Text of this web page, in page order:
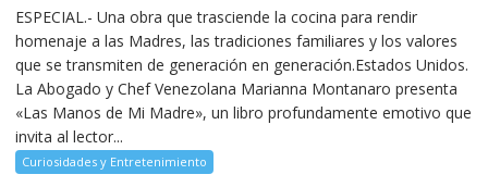
ESPECIAL.- Una obra que trasciende la cocina para rendir
homenaje a las Madres, las tradiciones familiares y los valores
que se transmiten de generación en generación.Estados Unidos.
La Abogado y Chef Venezolana Marianna Montanaro presenta
«Las Manos de Mi Madre», un libro profundamente emotivo que
invita al lector...
Curiosidades y Entretenimiento